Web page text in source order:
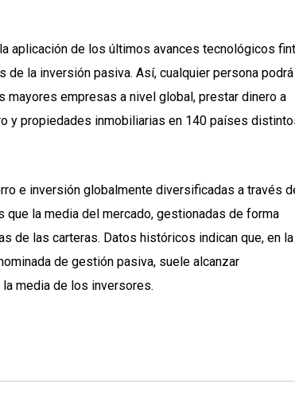
aplicación de los últimos avances tecnológicos
de la inversión pasiva. Así, cualquier persona podrá
mayores empresas a nivel global, prestar dinero a
y propiedades inmobiliarias en 140 países
e inversión globalmente diversificadas a través
la media del mercado, gestionadas de forma
de las carteras. Datos históricos indican que, en la
de gestión pasiva, suele alcanzar
media de los inversores.